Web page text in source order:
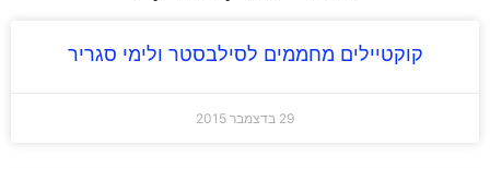
קוקטיילים מחממים לסילבסטר ולימי סגריר